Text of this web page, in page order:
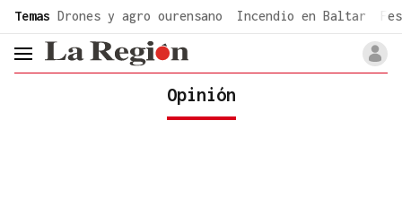
Temas Drones y agro ourensano Incendio en Baltar
header.menu.open
Opinión